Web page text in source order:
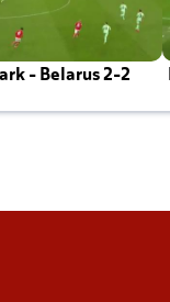
- Belarus 2-2